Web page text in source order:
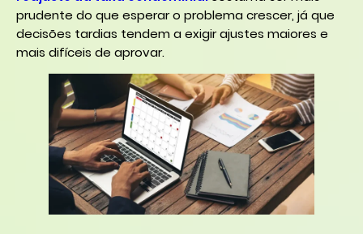
prudente do que esperar o problema crescer, já que
decisões tardias tendem a exigir ajustes maiores e
mais difíceis de aprovar.